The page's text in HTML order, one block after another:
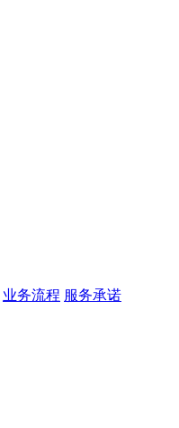
业务流程 服务承诺